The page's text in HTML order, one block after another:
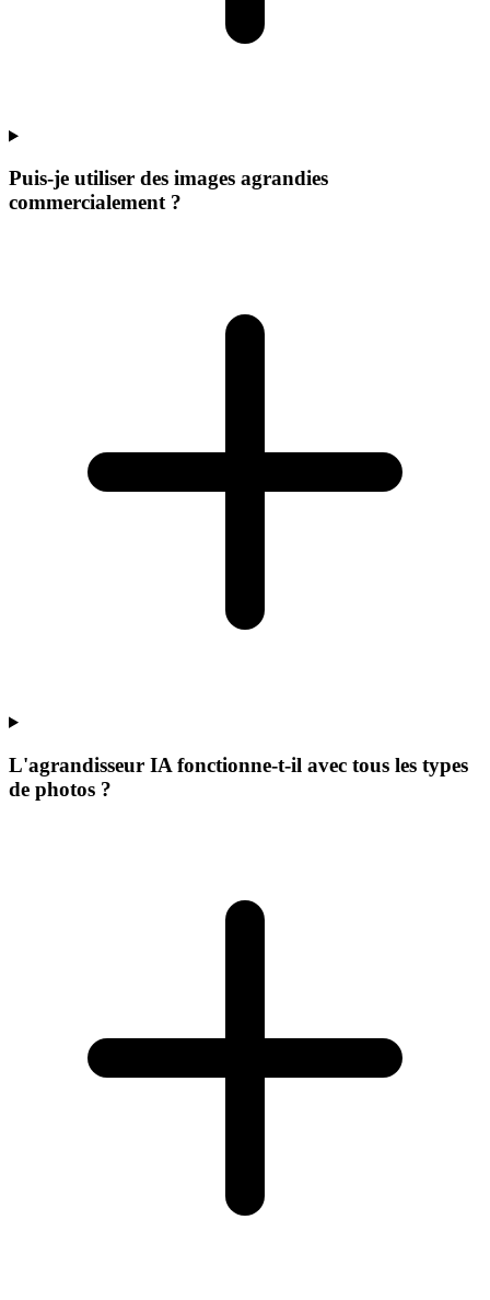
Puis-je utiliser des images agrandies
commercialement ?
L'agrandisseur IA fonctionne-t-il avec tous les types
de photos ?